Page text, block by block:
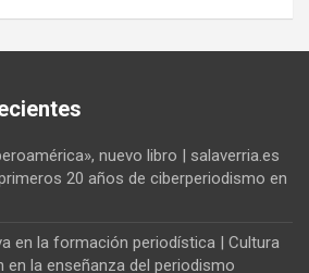
nuevo libro | salaverria.es
20 años de ciberperiodismo en
en la formación periodística | Cultura
en la enseñanza del periodismo